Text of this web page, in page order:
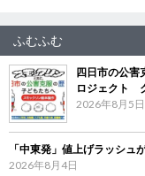
ふむふむ
四日市の公害
ロジェクト
2026年8月5日
「中東発」値上げラッシ
2026年8月4日